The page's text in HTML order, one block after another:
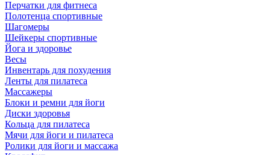
Перчатки для фитнеса
Полотенца спортивные
Шагомеры
Шейкеры спортивные
Йога и здоровье
Весы
Инвентарь для похудения
Ленты для пилатеса
Массажеры
Блоки и ремни для йоги
Диски здоровья
Кольца для пилатеса
Мячи для йоги и пилатеса
Ролики для йоги и массажа